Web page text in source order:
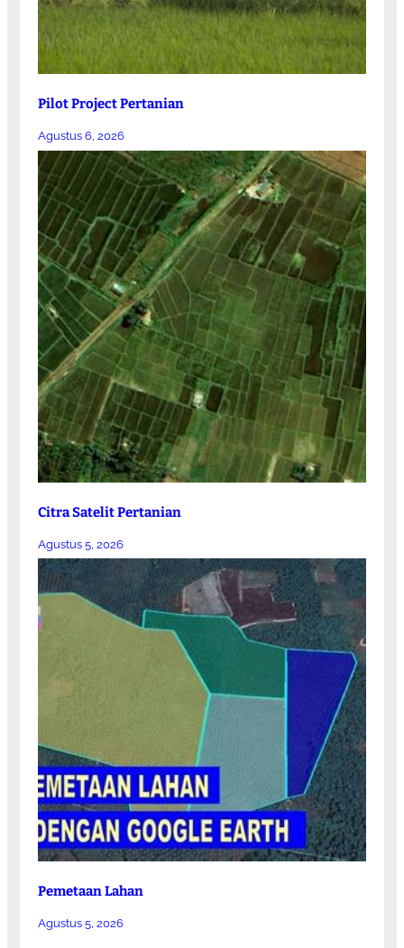
Pilot Project Pertanian
Agustus 6, 2026
Citra Satelit Pertanian
Agustus 5, 2026
Pemetaan Lahan
Agustus 5, 2026